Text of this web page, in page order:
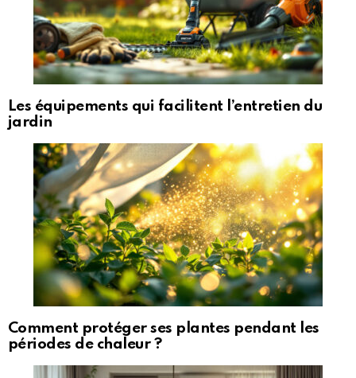
Les équipements qui facilitent l’entretien du
jardin
Comment protéger ses plantes pendant les
périodes de chaleur ?